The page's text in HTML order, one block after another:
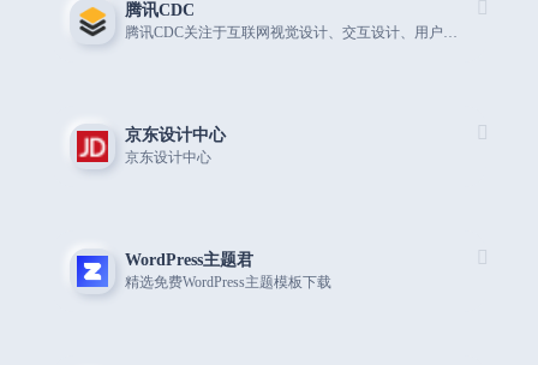
腾讯CDC
腾讯CDC关注于互联网视觉设计、交互设计、用户研究、前端开发。
京东设计中心
京东设计中心
WordPress主题君
精选免费WordPress主题模板下载